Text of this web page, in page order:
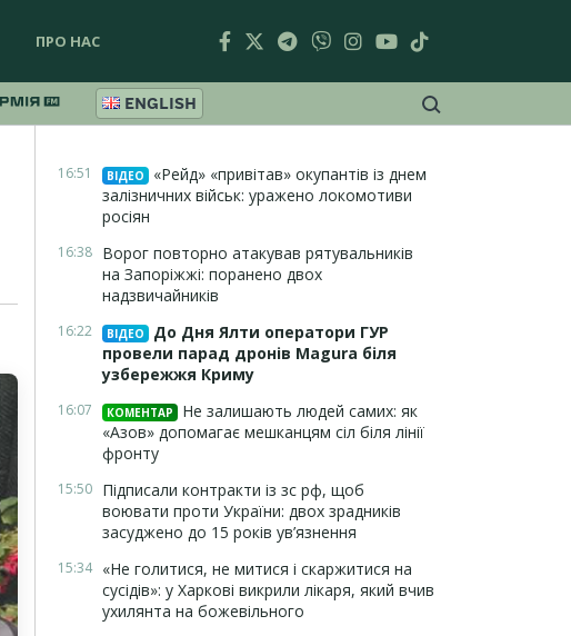
ПРО НАС
ENGLISH
16:51 ВІДЕО
«Рейд» «привітав» окупантів із днем
залізничних військ: уражено локомотиви
росіян
16:38 Ворог повторно атакував рятувальників
на Запоріжжі: поранено двох
надзвичайників
16:22 ВІДЕО
До Дня Ялти оператори ГУР
провели парад дронів Magura біля
узбережжя Криму
16:07 КОМЕНТАР
Не залишають людей самих: як
«Азов» допомагає мешканцям сіл біля лінії
фронту
15:50 Підписали контракти із зс рф, щоб
воювати проти України: двох зрадників
засуджено до 15 років ув’язнення
15:34 «Не голитися, не митися і скаржитися на
сусідів»: у Харкові викрили лікаря, який вчив
ухилянта на божевільного